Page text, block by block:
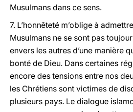
Musulmans dans ce sens.
7. L’honnêteté m’oblige à
Musulmans ne se sont pas
envers les autres d’une manière
bonté de Dieu. Dans certaines
encore des tensions entre nos
les Chrétiens sont victimes de
plusieurs pays. Le dialogue